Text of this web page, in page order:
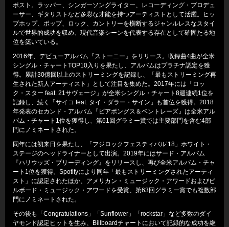
ポスト。ラッパー、シンガーソングライター、レコーディング・プロデュ
ーサー、ギタリストなど多彩な才能を持つアーティストとして活躍。ヒッ
プホップ、ポップ、ロック、カントリーを横断するジャンルレスなスタイ
ルで世界的成功を収め、現代音楽シーンを代表する存在として確固たる地
位を築いている。
2016年、デビューアルバム『ストーニー』をリリース。収録曲4曲が全米
シングル・チャートTOP10入りを果たし、アルバムはプラチナ認定を獲
得。累計30億回以上のストリーミングを記録し、「最もストリーミング再
生された新人アーティスト」として注目を集めた。2017年には「ロッ
ク・スター feat. 21サヴェージ」が全米シングル・チャート8週連続1位を
記録し、続く「サイコ feat. タイ・ダラー・サイン」も首位を獲得。2018
年発表のセカンド・アルバム『ビアボングス＆ベントレーズ』は全米アル
バム・チャート1位を獲得し、第61回グラミー賞では主要部門を含む4部
門にノミネートされた。
同年には初来日を果たし、「フジロックフェスティバル’18」ホワイト・
ステージのヘッドライナーとして出演。2019年にはサード・アルバム
『ハリウッズ・ブリーディング』をリリースし、再び全米アルバム・チャ
ート1位を獲得。Spotifyにより同年「最もストリーミングされたアーティ
スト」に認定されたほか、アメリカン・ミュージック・アワードおよびビ
ルボード・ミュージック・アワードを受賞、第63回グラミー賞でも複数部
門にノミネートされた。
その後も「Congratulations」「Sunflower」「rockstar」など多数のダイ
ヤモンド認定ヒットを生み、Billboardチャートにおいて記録的な成功を継